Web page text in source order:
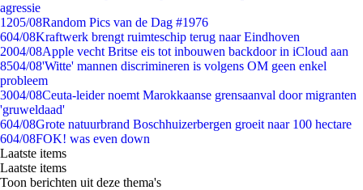
agressie
1205/08Random Pics van de Dag #1976
604/08Kraftwerk brengt ruimteschip terug naar Eindhoven
2004/08Apple vecht Britse eis tot inbouwen backdoor in iCloud aan
8504/08'Witte' mannen discrimineren is volgens OM geen enkel
probleem
3004/08Ceuta-leider noemt Marokkaanse grensaanval door migranten
'gruweldaad'
604/08Grote natuurbrand Boschhuizerbergen groeit naar 100 hectare
604/08FOK! was even down
Laatste items
Laatste items
Toon berichten uit deze thema's